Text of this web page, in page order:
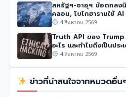
สหรัฐฯ-ซาอุฯ ข้อตกลง
คลอน, โบโกฮารามใช้
4 สิงหาคม 2569
Truth API ของ
อะไร และทำไมถึงเป็นประ
4 สิงหาคม 2569
ข่าวที่น่าสนใจจากหมวดอื่น